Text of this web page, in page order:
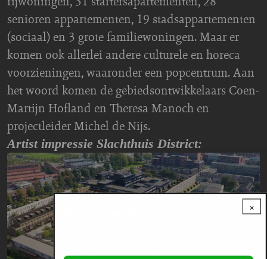
senioren appartementen, 19 stadsappartementen
(sociaal) en 3 grote familiewoningen. Maar er
komen ook allerlei andere culturele en horeca
voorzieningen, waaronder een popcentrum. Aan
het woord komen de gebiedsontwikkelaars Coen-
Martijn Hofland en Theresa Manoch en
projectleider Michel de Nijs.
Artist impressie Slachthuis District:
×